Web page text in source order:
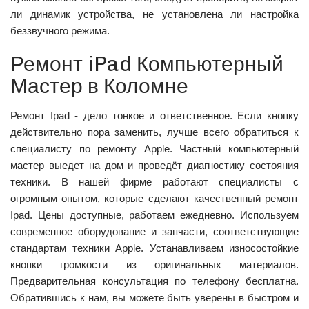
ли динамик устройства, не установлена ли настройка
беззвучного режима.
Ремонт iPad Компьютерный
Мастер в Коломне
Ремонт Ipad - дело тонкое и ответственное. Если кнопку
действительно пора заменить, лучше всего обратиться к
специалисту по ремонту Apple. Частный компьютерный
мастер выедет на дом и проведёт диагностику состояния
техники. В нашей фирме работают специалисты с
огромным опытом, которые сделают качественный ремонт
Ipad. Цены доступные, работаем ежедневно. Используем
современное оборудование и запчасти, соответствующие
стандартам техники Apple. Устанавливаем износостойкие
кнопки громкости из оригинальных материалов.
Предварительная консультация по телефону бесплатна.
Обратившись к нам, вы можете быть уверены в быстром и